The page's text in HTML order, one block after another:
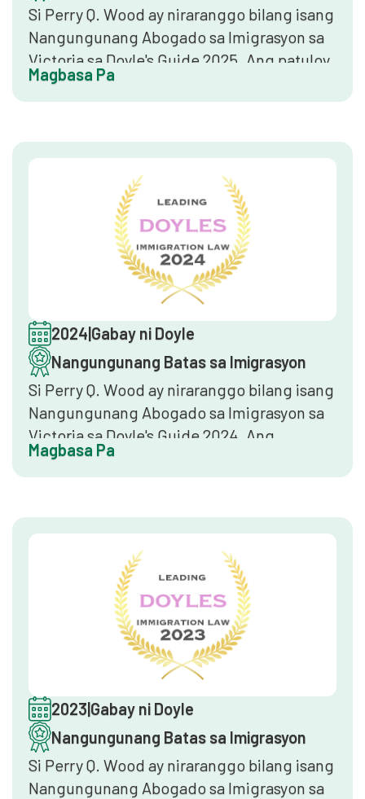
Si Perry Q. Wood ay niraranggo bilang isang
Nangungunang Abogado sa Imigrasyon sa
Victoria sa Doyle's Guide 2025. Ang patuloy
na pagsasama sa magkakasunod na
edisyon ay nagpapatunay ng isang matatag
ng mga kapantay at napatunayang mga
resulta ng kliyente.
Magbasa Pa
2024 Gabay ni Doyle
Nangungunang Batas sa Imigrasyon
Si Perry Q. Wood ay niraranggo bilang isang
Nangungunang Abogado sa Imigrasyon sa
Victoria sa Doyle's Guide 2024. Ang
magkakasunod na listahang ito ay
nagpapakita ng patuloy na pag-endorso ng
nagpapatibay sa isang pare-parehong
rekord sa batas ng imigrasyon ng Australia.
Magbasa Pa
2023|Gabay ni Doyle
Nangungunang Batas sa Imigrasyon
Si Perry Q. Wood ay niraranggo bilang isang
Nangungunang Abogado sa Imigrasyon sa